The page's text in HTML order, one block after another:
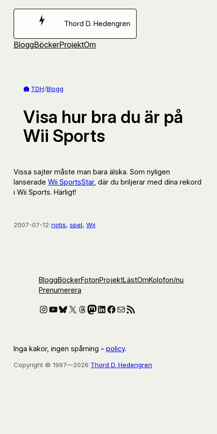
Hoppa
Thord D. Hedengren
BloggBöckerProjektOm
TDH/Blogg
Visa hur bra du är på
Wii Sports
Vissa sajter måste man bara älska. Som nyligen
lanserade Wii SportsStar, där du briljerar med dina rekord
i Wii Sports. Härligt!
2007-07-12/notis, spel, Wii
BloggBöckerFotonProjektLästOmKolofon/nu
Prenumerera
Instagram
YouTube
Bluesky
X Threads
Mastodon
LinkedIn
Facebook
E-postRSS-flöde
Inga kakor, ingen spårning – policy.
Copyright © 1997—2026 Thord D. Hedengren